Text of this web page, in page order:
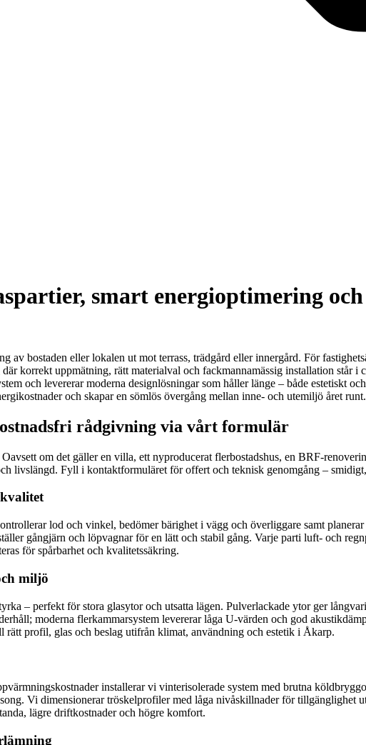
smart energioptimering och
bostaden eller lokalen ut mot terrass, trädgård eller innergård. För
korrekt uppmätning, rätt materialval och fackmannamässig installation står
och levererar moderna designlösningar som håller länge – både estetiskt
och skapar en sömlös övergång mellan inne- och utemiljö året runt.
rådgivning via vårt formulär
om det gäller en villa, ett nyproducerat flerbostadshus, en BRF-
livslängd. Fyll i kontaktformuläret för offert och teknisk genomgång –
lod och vinkel, bedömer bärighet i vägg och överliggare samt
gångjärn och löpvagnar för en lätt och stabil gång. Varje parti luft- och
för spårbarhet och kvalitetssäkring.
miljö
– perfekt för stora glasytor och utsatta lägen. Pulverlackade ytor ger
moderna flerkammarsystem levererar låga U-värden och god
profil, glas och beslag utifrån klimat, användning och estetik i Åkarp.
installerar vi vinterisolerade system med brutna
Vi dimensionerar tröskelprofiler med låga nivåskillnader för tillgänglighet
lägre driftkostnader och högre komfort.